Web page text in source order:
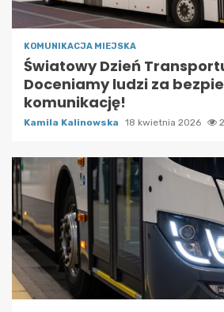
KOMUNIKACJA MIEJSKA
Światowy Dzień
Doceniamy ludzi za
komunikację!
Kamila Kalinowska 18 kwietnia 2026